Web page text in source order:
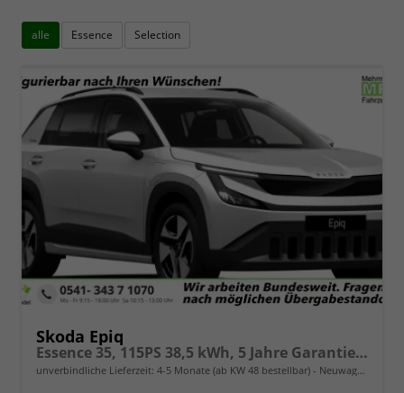
alle Essence Selection
Skoda Epiq
Essence 35, 115PS 38,5 kWh, 5 Jahre Garantie (8J auf Batterie), Climatronic, Infotainment 13,1" + Smartlink, Parksensoren hinten, ACC, Side Assist, M-Lederlenkrad, Dachreling
unverbindliche Lieferzeit: 4-5 Monate (ab KW 48 bestellbar) Neuwagen